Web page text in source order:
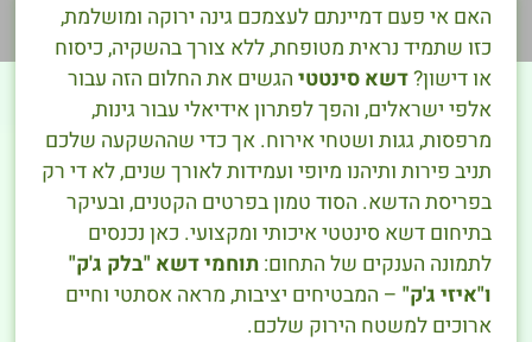
האם אי פעם דמיינתם לעצמכם גינה ירוקה ומושלמת,
כזו שתמיד נראית מטופחת, ללא צורך בהשקיה, כיסוח
או דישון?דשא סינטטי הגשים את החלום הזה עבור
אלפי ישראלים, והפך לפתרון אידיאלי עבור גינות,
מרפסות, גגות ושטחי אירוח. אך כדי שההשקעה שלכם
תניב פירות ותיהנו מיופי ועמידות לאורך שנים, לא די רק
בפריסת הדשא. הסוד טמון בפרטים הקטנים, ובעיקר
בתיחום דשא סינטטי איכותי ומקצועי. כאן נכנסים
לתמונה הענקים של התחום:תוחמי דשא "בלק ג'ק"
ו"איזי ג'ק" – המבטיחים יציבות, מראה אסתטי וחיים
ארוכים למשטח הירוק שלכם.